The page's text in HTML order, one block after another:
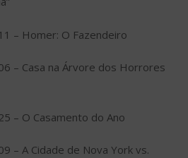
– Homer: O Fazendeiro
– Casa na Árvore dos Horrores
– O Casamento do Ano
– A Cidade de Nova York vs.